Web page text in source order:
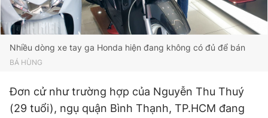
Tổng biên tập: Nguyễn Ngọc Toàn
Phó tổng biên tập thường trực: Hải Thành
Phó tổng biên tập: Lâm Hiếu Dũng
Phó tổng biên tập: Trần Việt Hưng
Tổng thư ký tòa soạn: Đức Trung
chép dưới mọi hình thức nếu không có sự chấp thuận bằng văn
bản. Phát triển bởi ePi Technologies, JSC.
Nhiều dòng xe tay ga Honda hiện đang không có đủ để bán
BÁ HÙNG
Đơn cử như trường hợp của Nguyễn Thu Thuý
(29 tuổi), ngụ quận Bình Thạnh, TP.HCM đang